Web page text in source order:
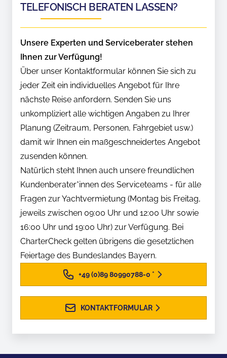
TELEFONISCH BERATEN LASSEN?
Unsere Experten und Serviceberater stehen
Ihnen zur Verfügung!
Über unser Kontaktformular können Sie sich zu
jeder Zeit ein individuelles Angebot für Ihre
nächste Reise anfordern. Senden Sie uns
unkompliziert alle wichtigen Angaben zu Ihrer
Planung (Zeitraum, Personen, Fahrgebiet usw.)
damit wir Ihnen ein maßgeschneidertes Angebot
zusenden können.
Natürlich steht Ihnen auch unsere freundlichen
Kundenberater*innen des Serviceteams - für alle
Fragen zur Yachtvermietung (Montag bis Freitag,
jeweils zwischen 09:00 Uhr und 12:00 Uhr sowie
16:00 Uhr und 19:00 Uhr) zur Verfügung. Bei
CharterCheck gelten übrigens die gesetzlichen
Feiertage des Bundeslandes Bayern.
+49 (0)89 80990788-0 *
KONTAKTFORMULAR